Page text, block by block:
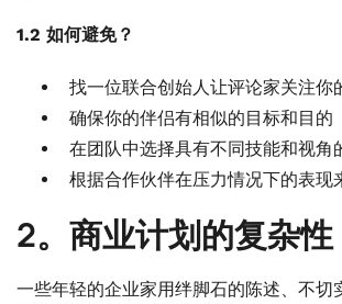
1.2 如何避免？
找一位联合创始人让评论家关注你
确保你的伴侣有相似的目标和目的
在团队中选择具有不同技能和视角
根据合作伙伴在压力情况下的表现
2。商业计划的复杂性
一些年轻的企业家用绊脚石的陈述、不切